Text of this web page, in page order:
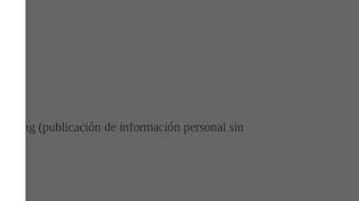
(publicación de información personal sin